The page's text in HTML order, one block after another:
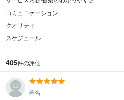
コミュニケーション
クオリティ
スケジュール
405件の評価
匿名